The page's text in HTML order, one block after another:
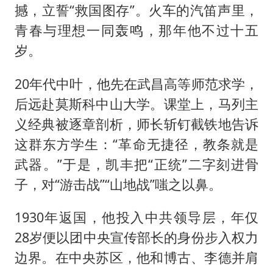
撼，立誓“救国图存”。火车的汽笛声里，
青春与理想一同轰鸣，那年他不过十五
岁。
20年代中叶，他先在武昌高等师范求学，
后远赴莫斯科中山大学。课堂上，马列主
义经典被逐章剖析，师长斩钉截铁地告诉
这群东方学生：“革命无捷径，教条就是
武器。”于是，凯丰把“正统”二字刻进骨
子，对“游击战”“山地战”嗤之以鼻。
1930年返国，他投入中共领导层，年仅
28岁便以团中央宣传部长的身份步入权力
边界。在中央苏区，他和博古、李德并肩